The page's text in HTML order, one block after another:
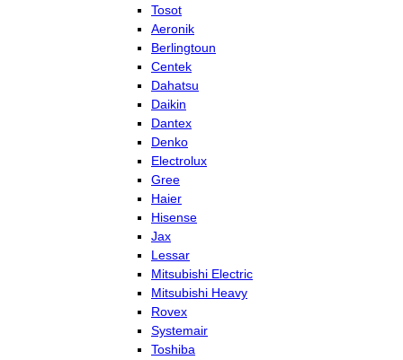
Tosot
Aeronik
Berlingtoun
Centek
Dahatsu
Daikin
Dantex
Denko
Electrolux
Gree
Haier
Hisense
Jax
Lessar
Mitsubishi Electric
Mitsubishi Heavy
Rovex
Systemair
Toshiba